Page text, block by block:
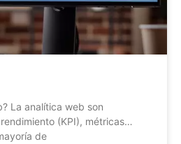
La analítica web son
(KPI), métricas…
de